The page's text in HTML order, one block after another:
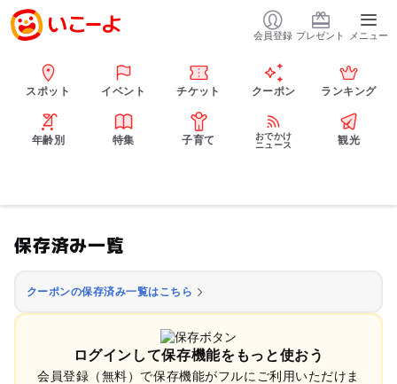
会員登録 プレゼント メニュー
スポット イベント チケット クーポン ランキング
年齢別 特集 子育て
おでかけ
ニュース
観光
保存済み一覧
クーポンの保存済み一覧はこちら
ログインして保存機能をもっと使おう
会員登録（無料）で保存機能がフルにご利用いただけま